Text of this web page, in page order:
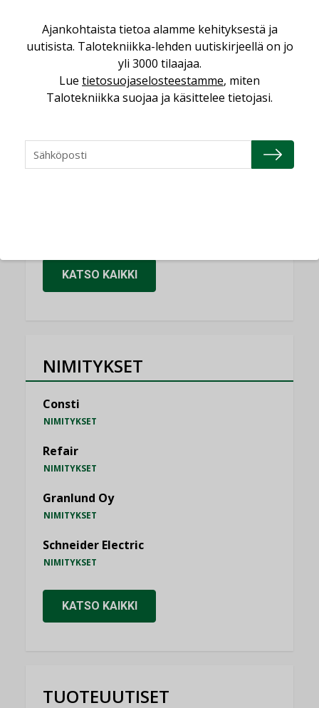
Sähköistäminen säästää euroja
KOLUMNI
Yli miljoona kotia on vailla toimivaa
ilmanvaihtoa
KOLUMNI
saatavien tietojen vertailukelpoisuus?
KOLUMNI
KATSO KAIKKI
NIMITYKSET
Consti
NIMITYKSET
Refair
NIMITYKSET
Granlund Oy
NIMITYKSET
Schneider Electric
NIMITYKSET
KATSO KAIKKI
TUOTEUUTISET
Ajankohtaista tietoa alamme kehityksestä ja
uutisista. Talotekniikka-lehden uutiskirjeellä on jo
yli 3000 tilaajaa.
Lue tietosuojaselosteestamme, miten
Talotekniikka suojaa ja käsittelee tietojasi.